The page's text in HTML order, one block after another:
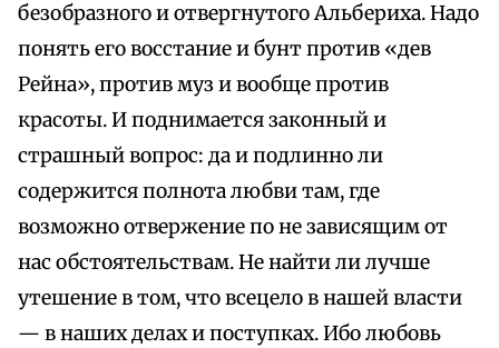
безобразного и отвергнутого Альбериха. Надо
понять его восстание и бунт против «дев
Рейна», против муз и вообще против
красоты. И поднимается законный и
страшный вопрос: да и подлинно ли
содержится полнота любви там, где
возможно отвержение по не зависящим от
нас обстоятельствам. Не найти ли лучше
утешение в том, что всецело в нашей власти
— в наших делах и поступках. Ибо любовь